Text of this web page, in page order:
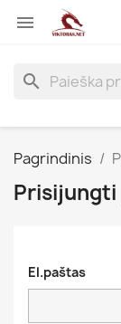

search
Pagrindinis
Prisijungti
El.paštas